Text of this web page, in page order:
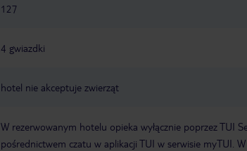
127
4 gwiazdki
hotel nie akceptuje zwierząt
W rezerwowanym hotelu opieka wyłącznie poprzez TUI
pośrednictwem czatu w aplikacji TUI w serwisie myTUI.